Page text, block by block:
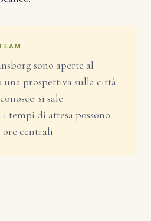
sono aperte al
prospettiva sulla città
si sale
tempi di attesa possono
ore centrali.